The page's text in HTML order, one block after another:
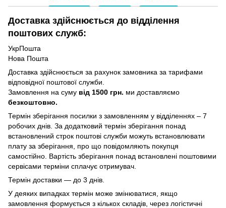
Доставка здійснюється до відділення
поштових служб:
УкрПошта
Нова Пошта
Доставка здійснюється за рахунок замовника за тарифами
відповідної поштової служби.
Замовлення на суму від 1500 грн. ми доставляємо
безкоштовно.
Термін зберігання посилки з замовленням у відділеннях – 7
робочих днів. За додатковий термін зберігання понад
встановлений строк поштові служби можуть встановлювати
плату за зберігання, про що повідомляють покупця
самостійно. Вартість зберігання понад вcтановлені поштовими
сервісами терміни сплачує отримувач.
Термін доставки — до 3 днів.
У деяких випадках термін може змінюватися, якщо
замовлення формується з кількох складів, через логістичні